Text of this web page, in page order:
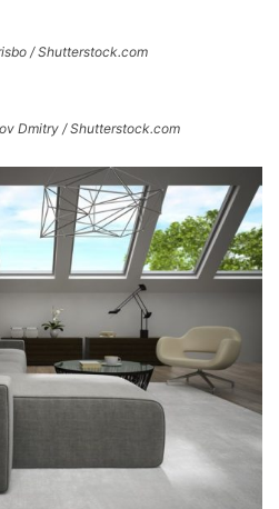
/ Shutterstock.com
Dmitry / Shutterstock.com